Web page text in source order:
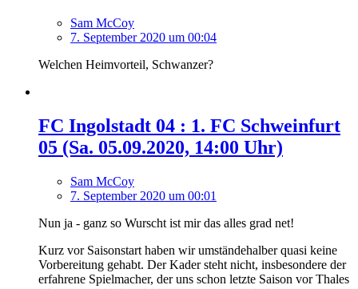
Sam McCoy
7. September 2020 um 00:04
Welchen Heimvorteil, Schwanzer?
FC Ingolstadt 04 : 1. FC Schweinfurt
05 (Sa. 05.09.2020, 14:00 Uhr)
Sam McCoy
7. September 2020 um 00:01
Nun ja - ganz so Wurscht ist mir das alles grad net!
Kurz vor Saisonstart haben wir umständehalber quasi keine
Vorbereitung gehabt. Der Kader steht nicht, insbesondere der
erfahrene Spielmacher, der uns schon letzte Saison vor Thales